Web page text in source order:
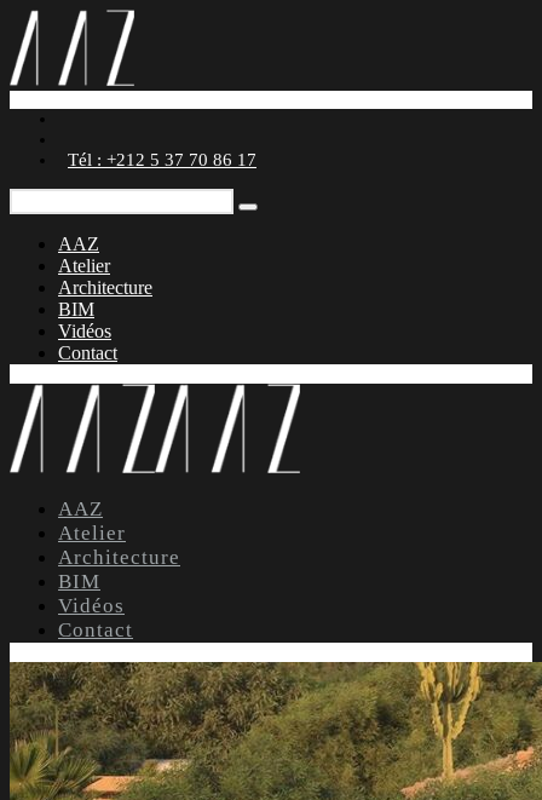
Tél : +212 5 37 70 86 17
AAZ
Atelier
Architecture
BIM
Vidéos
Contact
AAZ
Atelier
Architecture
BIM
Vidéos
Contact